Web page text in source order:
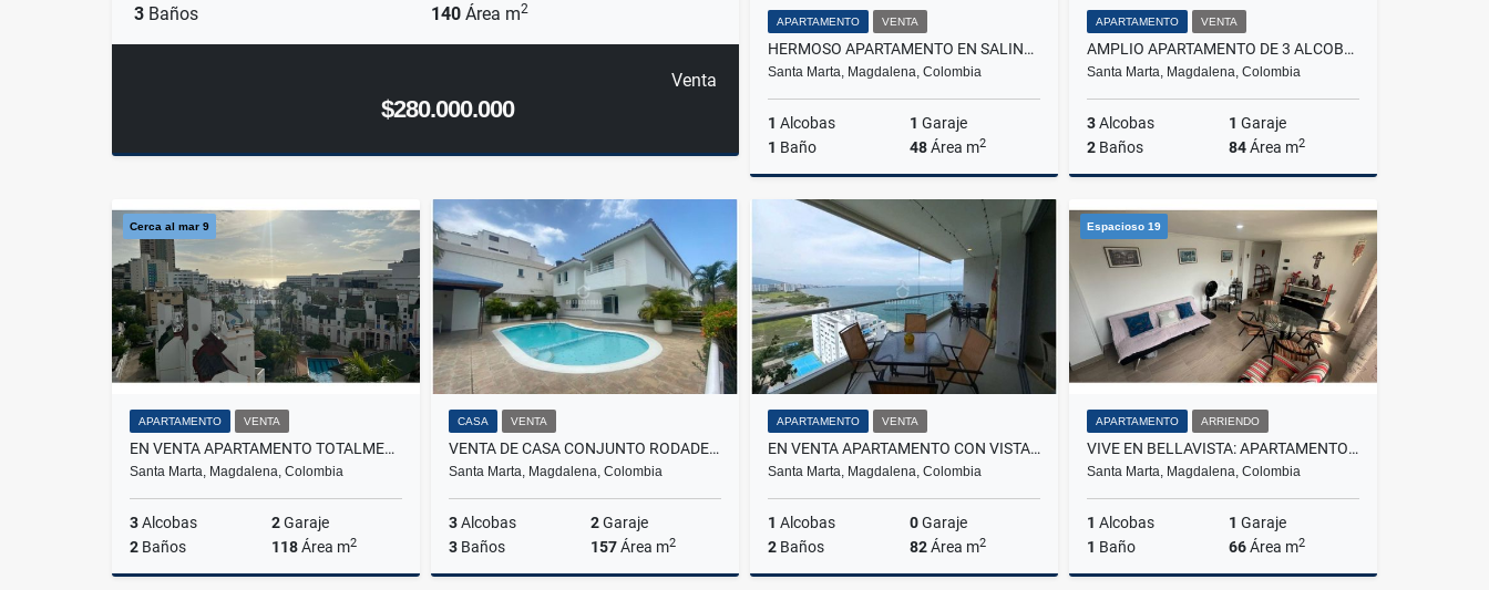
3 Baños 140 Área m2
Venta
$280.000.000
APARTAMENTO VENTA
HERMOSO APARTAMENTO EN SALINAS DEL MAR CON VISTA MAR - G.004
Santa Marta, Magdalena, Colombia
1 Alcobas 1 Garaje
1 Baño 48Área m2
Venta
$430.000.000
APARTAMENTO VENTA
AMPLIO APARTAMENTO DE 3 ALCOBAS EN BAVARIA
Santa Marta, Magdalena, Colombia
3Alcobas 1 Garaje
2 Baños 84Área m2
Venta
$420.000.000
Cerca al mar 9
APARTAMENTO VENTA
EN VENTA APARTAMENTO TOTALMENTE REMODELADO EN EL RODADERO G-47
Santa Marta, Magdalena, Colombia
3Alcobas 2Garaje
2 Baños 118Área m2
CASA VENTA
VENTA DE CASA CONJUNTO RODADERO RESERVADO-ZONA VIP
Santa Marta, Magdalena, Colombia
3Alcobas 2Garaje
3 Baños 157Área m2
APARTAMENTO VENTA
EN VENTA APARTAMENTO CON VISTA AL MAR - POZOS COLORADOS
Santa Marta, Magdalena, Colombia
1 Alcobas 0Garaje
2 Baños 82Área m2
Espacioso 19
APARTAMENTO ARRIENDO
VIVE EN BELLAVISTA: APARTAMENTO AMOBLADO EN ARRIENDO - G.018
Santa Marta, Magdalena, Colombia
1 Alcobas 1 Garaje
1 Baño 66Área m2